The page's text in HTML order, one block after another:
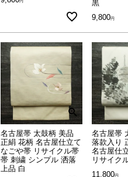
黒
9,800
名古屋帯 太鼓柄 美品
正絹 花柄 名古屋仕立て
なごや帯 リサイクル帯
帯 刺繍 シンプル 洒落
上品 白
名古屋帯
落款入り
名古屋仕
リサイク
11,800